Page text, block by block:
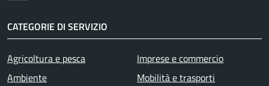
CATEGORIE DI SERVIZIO
Agricoltura e pesca
Ambiente
Imprese e commercio
Mobilità e trasporti